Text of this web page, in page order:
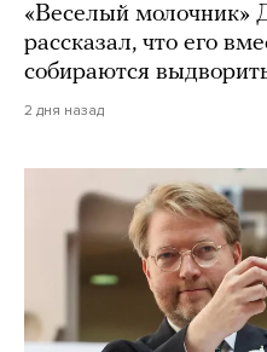
«Веселый молочник»
рассказал, что его
собираются
2 дня назад